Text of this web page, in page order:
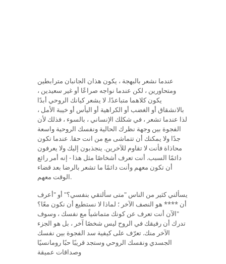
عندما نشعر بالبهجة ، يكون هذان الجانبان مترابطين
ومتحاورين ، لكن عندما نواجه صراعًا أو غير سعيدين ،
يكون كلاهما متباعدًا. لا يشعر كيانك الروحي أبدًا
بالانشقاق أو الغضب أو الكراهية أو اليأس أو خيبة الأمل ،
لذا عندما تشعر ، في شكلك الإنساني ، بالسوء ، فذلك لأن
الفجوة بين وجهة نظرك الحالية ونفسك الروحية واسعة
جدًا ولا يمكنك أن تتماشى مع من انت حقا. عندما تكون
محاذاة فأنت لا تقاوم للآخرين. ينجذبون إليك ولا يعرفون
دائمًا السبب. أنت تعرف أشخاصًا مثل هذا - إنه أمر رائع
أن تكون معهم وأنت دائمًا ما تشعر بالرضا بعد قضاء
الوقت معهم.
يسألني كثير من الناس "متى سألتقي بنفسي؟" أو "أعرف
أن **** هو النصف الآخر ؛ لماذا لا نستطيع أن نكون معًا؟
"الآن أنت تعرف عن كونك متماشياً مع نفسك ، وسوف
تدرك أن رفيقك في الروح ليس شخصًا آخر ، بل هو الجزء
الآخر منك. تعرّف على كيفية سد الفجوة بين نفسك
الجسدي ونفسك الروحي وستجد قريبًا حبًا رومانسيًا
وصداقات عميقة